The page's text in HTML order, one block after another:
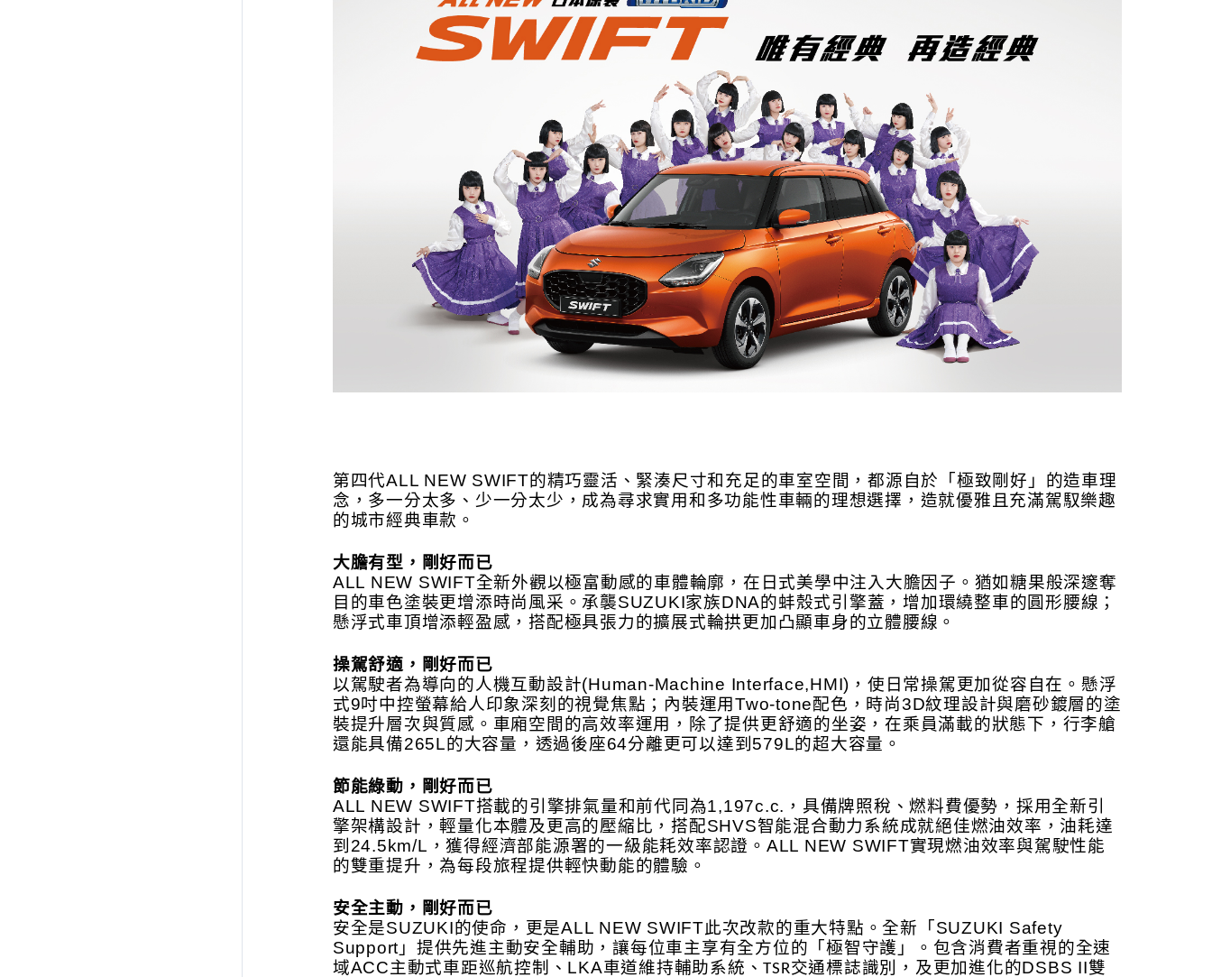
第四代ALL NEW SWIFT的精巧靈活、緊湊尺寸和充足的車室空間，都源自於「極致剛好」的造車理
念，多一分太多、少一分太少，成為尋求實用和多功能性車輛的理想選擇，造就優雅且充滿駕馭樂趣
的城市經典車款。
大膽有型，剛好而已
ALL NEW SWIFT全新外觀以極富動感的車體輪廓，在日式美學中注入大膽因子。猶如糖果般深邃奪
目的車色塗裝更增添時尚風采。承襲SUZUKI家族DNA的蚌殼式引擎蓋，增加環繞整車的圓形腰線；
懸浮式車頂增添輕盈感，搭配極具張力的擴展式輪拱更加凸顯車身的立體腰線。
操駕舒適，剛好而已
以駕駛者為導向的人機互動設計(Human-Machine Interface,HMI)，使日常操駕更加從容自在。懸浮
式9吋中控螢幕給人印象深刻的視覺焦點；內裝運用Two-tone配色，時尚3D紋理設計與磨砂鍍層的塗
裝提升層次與質感。車廂空間的高效率運用，除了提供更舒適的坐姿，在乘員滿載的狀態下，行李艙
還能具備265L的大容量，透過後座64分離更可以達到579L的超大容量。
節能綠動，剛好而已
ALL NEW SWIFT搭載的引擎排氣量和前代同為1,197c.c.，具備牌照稅、燃料費優勢，採用全新引
擎架構設計，輕量化本體及更高的壓縮比，搭配SHVS智能混合動力系統成就絕佳燃油效率，油耗達
到24.5km/L，獲得經濟部能源署的一級能耗效率認證。ALL NEW SWIFT實現燃油效率與駕駛性能
的雙重提升，為每段旅程提供輕快動能的體驗。
安全主動，剛好而已
安全是SUZUKI的使命，更是ALL NEW SWIFT此次改款的重大特點。全新「SUZUKI Safety
Support」提供先進主動安全輔助，讓每位車主享有全方位的「極智守護」。包含消費者重視的全速
域ACC主動式車距巡航控制、LKA車道維持輔助系統、TSR交通標誌識別 ，及更加進化的DSBS II雙